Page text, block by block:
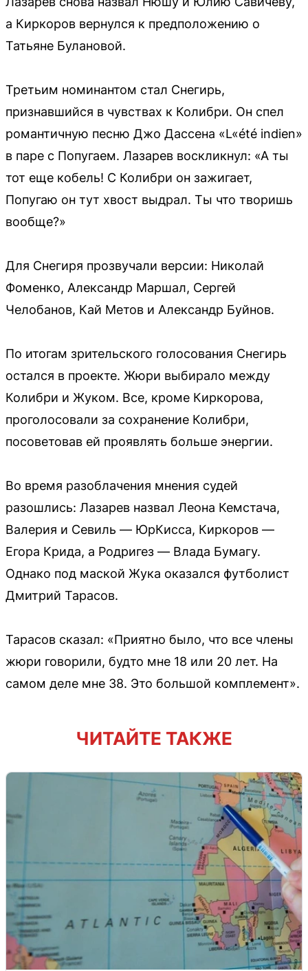
а Киркоров вернулся к предположению о
Татьяне Булановой.
Третьим номинантом стал Снегирь,
признавшийся в чувствах к Колибри. Он спел
романтичную песню Джо Дассена «L«été indien»
в паре с Попугаем. Лазарев воскликнул: «А ты
тот еще кобель! С Колибри он зажигает,
Попугаю он тут хвост выдрал. Ты что творишь
вообще?»
Для Снегиря прозвучали версии: Николай
Фоменко, Александр Маршал, Сергей
Челобанов, Кай Метов и Александр Буйнов.
По итогам зрительского голосования Снегирь
остался в проекте. Жюри выбирало между
Колибри и Жуком. Все, кроме Киркорова,
проголосовали за сохранение Колибри,
посоветовав ей проявлять больше энергии.
Во время разоблачения мнения судей
разошлись: Лазарев назвал Леона Кемстача,
Валерия и Севиль — ЮрКисса, Киркоров —
Егора Крида, а Родригез — Влада Бумагу.
Однако под маской Жука оказался футболист
Дмитрий Тарасов.
Тарасов сказал: «Приятно было, что все члены
жюри говорили, будто мне 18 или 20 лет. На
самом деле мне 38. Это большой комплемент».
ЧИТАЙТЕ ТАКЖЕ